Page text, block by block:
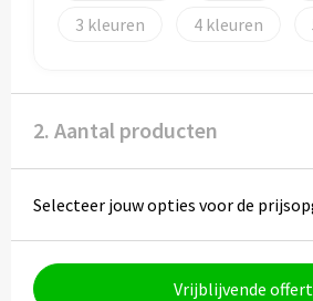
Markeerstiften
Geschenksets
Merken
3
4
2. Aantal producten
Selecteer jouw opties voor de
Vrijblijvende